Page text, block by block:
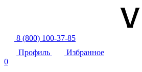
8 (800) 100-37-85
Профиль
Избранное
0